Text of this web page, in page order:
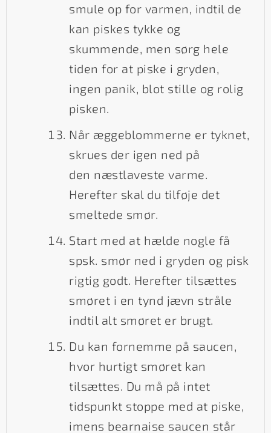
smule op for varmen, indtil de
kan piskes tykke og
skummende, men sørg hele
tiden for at piske i gryden,
ingen panik, blot stille og rolig
pisken.
Når æggeblommerne er tyknet,
skrues der igen ned på
den næstlaveste varme.
Herefter skal du tilføje det
smeltede smør.
Start med at hælde nogle få
spsk. smør ned i gryden og pisk
rigtig godt. Herefter tilsættes
smøret i en tynd jævn stråle
indtil alt smøret er brugt.
Du kan fornemme på saucen,
hvor hurtigt smøret kan
tilsættes. Du må på intet
tidspunkt stoppe med at piske,
imens bearnaise saucen står